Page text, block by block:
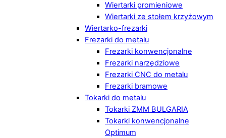
Wiertarki promieniowe
Wiertarki ze stołem krzyżowym
Wiertarko-frezarki
Frezarki do metalu
Frezarki konwencjonalne
Frezarki narzędziowe
Frezarki CNC do metalu
Frezarki bramowe
Tokarki do metalu
Tokarki ZMM BULGARIA
Tokarki konwencjonalne
Optimum